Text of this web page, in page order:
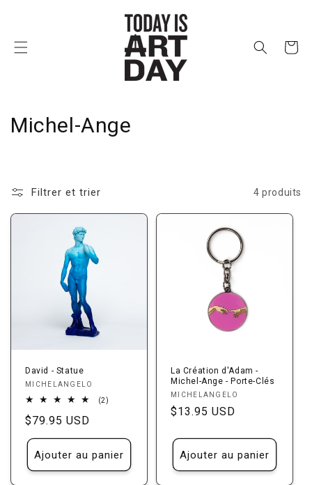
contenu
Panier
C
Michel-Ange
Filtrer et trier 4 produits
David - Statue
Fournisseur :
MICHELANGELO
(2)
Prix
habituel
$79.95 USD
Ajouter au panier
La Création d'Adam -
Michel-Ange - Porte-Clés
Fournisseur :
MICHELANGELO
Prix
$13.95 USD
Ajouter au panier